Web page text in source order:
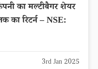
का मल्टीबैगर शेयर
का रिटर्न – NSE:
3rd Jan 2025